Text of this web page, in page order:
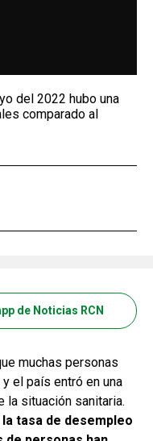
del 2022 hubo una
comparado al
de Noticias RCN
muchas personas
el país entró en una
la situación sanitaria.
tasa de desempleo